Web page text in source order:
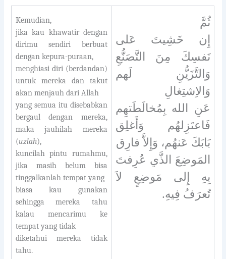
Kemudian,
jika kau khawatir dengan
dirimu sendiri berbuat
dengan kepura-puraan,
menghiasi diri (berdandan)
untuk mereka dan takut
akan menjauh dari Allah
yang semua itu disebabkan
bergaul dengan mereka,
maka jauhilah mereka
(uzlah),
kuncilah pintu rumahmu,
jika masih belum bisa
tinggalkanlah tempat yang
biasa kau gunakan
sehingga mereka tahu
kalau mencarimu ke
tempat yang tidak
diketahui mereka tidak
tahu.
ثُمَّ
إِن خَشِيتَ عَلى
نَفسِكَ مِنَ التَّصَنُّعِ
وَالتَّزَيُّنِ لَهم
وَالاِشتِغالِ
عَنِ الله بِمُخالَطَتهِم
فَاعتَزِلهُم وَأَغلِق
بَابَكَ عَنهُم، وَإِلاَّ فارِق
المَوضِعَ الذَّي عُرِفتَ
بِهِ إِلى مَوضِعٍ لاَ
تُعرَفُ فِيهِ.